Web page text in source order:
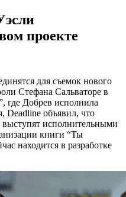
проекте
для съемок нового
Стефана Сальваторе в
где Добрев исполнила
Deadline объявил, что
исполнительными
книги “Ты
находится в разработке